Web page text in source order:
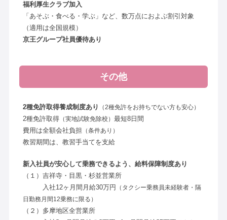
福利厚生クラブ加入
「あそぶ・食べる・学ぶ」など、数万点におよぶ割引対象
（適用は全国規模）
京王グループ社員優待あり
その他
2種免許取得養成制度あり （2種免許をお持ちでない方も安心）
2種免許取得 （実地試験免除校）最短8日間
費用は全額会社負担 （条件あり）
教習期間は、教習手当てを支給
新入社員が安心して乗務できるよう、給料保障制度あり
（１）吉祥寺・目黒・杉並営業所
入社12ヶ月間月給30万円
（タクシー乗務員未経験者・隔
日勤務月間12乗務に限る）
（２）多摩地区全営業所